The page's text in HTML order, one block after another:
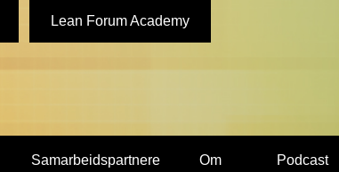
Lean Forum Academy
Samarbeidspartnere
Om
Podcast